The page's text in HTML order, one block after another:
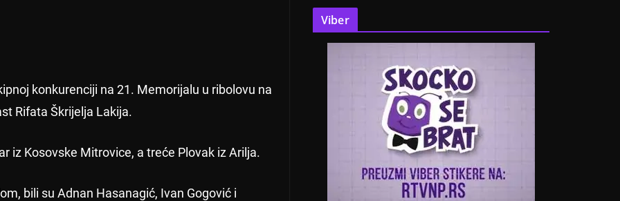
konkurenciji na 21. Memorijalu u ribolovu na
Rifata Škrijelja Lakija.
iz Kosovske Mitrovice, a treće Plovak iz Arilja.
bili su Adnan Hasanagić, Ivan Gogović i
Viber